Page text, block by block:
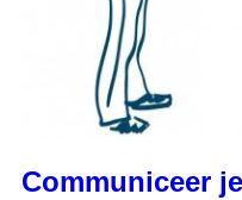
Communiceer